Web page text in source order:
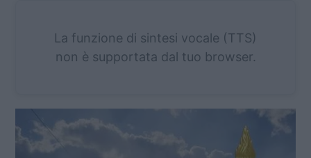
La funzione di sintesi vocale (TTS)
non è supportata dal tuo browser.